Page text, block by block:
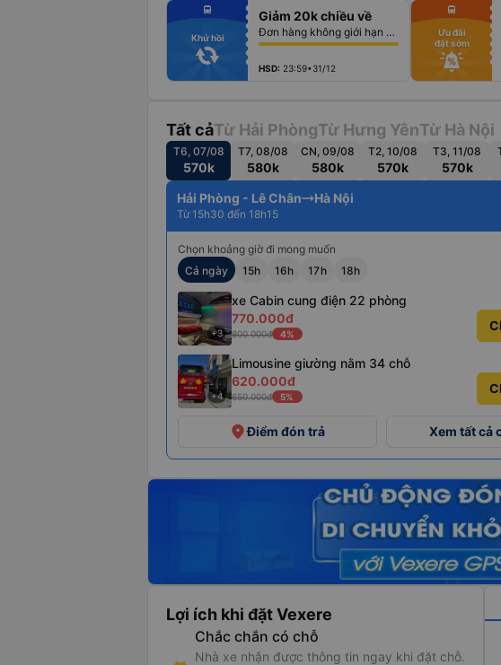
fiber_manual_record
fiber_manual_record
fiber_manual_record
fiber_manual_record
fiber_manual_record
fiber_manual_record
fiber_manual_record
directions_bus
Khứ hồi
Giảm 20k chiều về
Đơn hàng không giới hạn số lượng vé
HSD: 23:59•31/12
fiber_manual_record
fiber_manual_record
fiber_manual_record
fiber_manual_record
fiber_manual_record
fiber_manual_record
fiber_manual_record
directions_bus
Ưu đãi
đặt sớm
Tất cảTừ Hải PhòngTừ Hưng YênTừ Hà Nội
T6, 07/08
570k
T7, 08/08
580k
CN, 09/08
580k
T2, 10/08
570k
T3, 11/08
570k
Hải Phòng - Lê Chân Hà Nội
Từ 15h30 đến 18h15
Chọn khoảng giờ đi mong muốn
Cả ngày
15h 16h 17h 18h
+3
xe Cabin cung điện 22 phòng
770.000đ
800.000đ 4%
+4
Limousine giường nằm 34 chỗ
620.000đ
650.000đ 5%
placeĐiểm đón trả Xem tất cả
Lợi ích khi đặt Vexere
Chắc chắn có chỗ
Nhà xe nhận được thông tin ngay khi đặt chỗ.